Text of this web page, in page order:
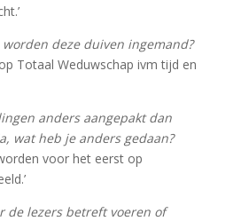
deze duiven ingemand?
Totaal Weduwschap ivm tijd en
anders aangepakt dan
wat heb je anders gedaan?
voor het eerst op
de lezers betreft voeren of